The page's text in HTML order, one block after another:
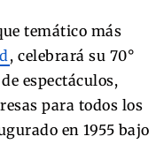
temático más
, celebrará su 70°
espectáculos,
para todos los
en 1955 bajo